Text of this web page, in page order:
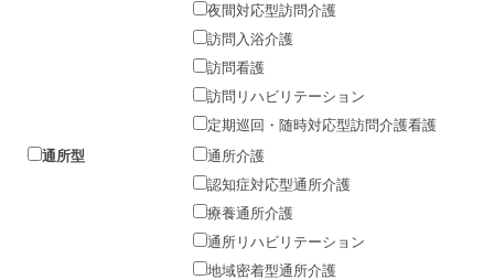
夜間対応型訪問介護
訪問入浴介護
訪問看護
訪問リハビリテーション
定期巡回・随時対応型訪問介護看護
通所型
通所介護
認知症対応型通所介護
療養通所介護
通所リハビリテーション
地域密着型通所介護